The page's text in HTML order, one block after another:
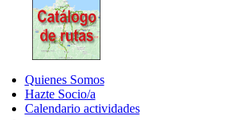
Quienes Somos
Hazte Socio/a
Calendario actividades